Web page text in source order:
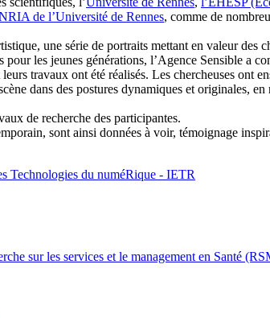
de l’Université de Rennes, comme de
une série de portraits mettant en valeur des
les jeunes générations, l’Agence Sensible a
travaux ont été réalisés. Les chercheuses ont
dans des postures dynamiques et originales,
de recherche des participantes.
sont ainsi données à voir, témoignage
Technologies du numéRique - IETR
sur les services et le management en Santé